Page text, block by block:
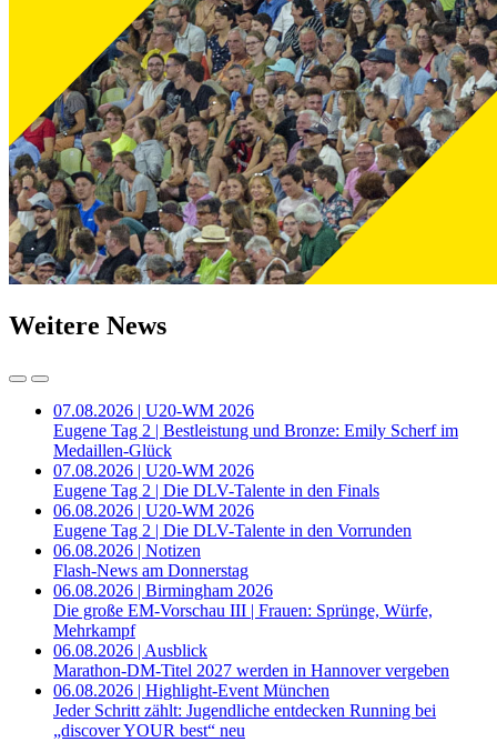
Weitere News
07.08.2026 | U20-WM 2026
Eugene Tag 2 | Bestleistung und Bronze: Emily Scherf im
Medaillen-Glück
07.08.2026 | U20-WM 2026
Eugene Tag 2 | Die DLV-Talente in den Finals
06.08.2026 | U20-WM 2026
Eugene Tag 2 | Die DLV-Talente in den Vorrunden
06.08.2026 | Notizen
Flash-News am Donnerstag
06.08.2026 | Birmingham 2026
Die große EM-Vorschau III | Frauen: Sprünge, Würfe,
Mehrkampf
06.08.2026 | Ausblick
Marathon-DM-Titel 2027 werden in Hannover vergeben
06.08.2026 | Highlight-Event München
Jeder Schritt zählt: Jugendliche entdecken Running bei
„discover YOUR best“ neu